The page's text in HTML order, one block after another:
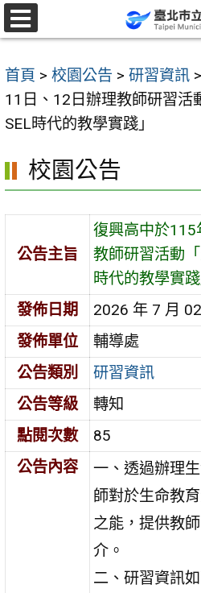
跳
至
要
內
容
首頁 > 校園公告 > 研習資訊 >
11日、12日辦理教師研習活
SEL時代的教學實踐」
校園公告
公告主旨
復興高中於
教師研習活動
時代的教學實踐
發佈日期
2026 年 7 月
發佈單位
輔導處
公告類別
研習資訊
公告等級
轉知
點閱次數
85
公告內容
一、透過辦理
師對於生命教
之能，提供教
介。
二、研習資訊如
選
單